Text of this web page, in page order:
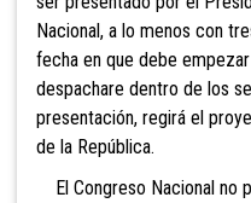
Nacional, a lo menos con
fecha en que debe
despachare dentro de los
presentación, regirá el
de la República.
El Congreso Nacional no